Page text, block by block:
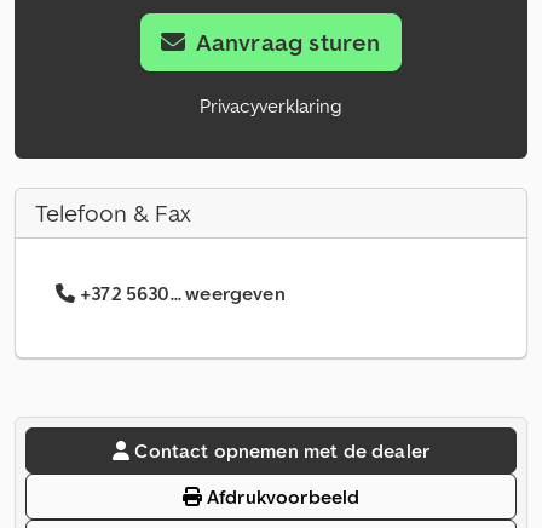
Aanvraag sturen
Privacyverklaring
Telefoon & Fax
+372 5630... weergeven
Contact opnemen met de dealer
Afdrukvoorbeeld